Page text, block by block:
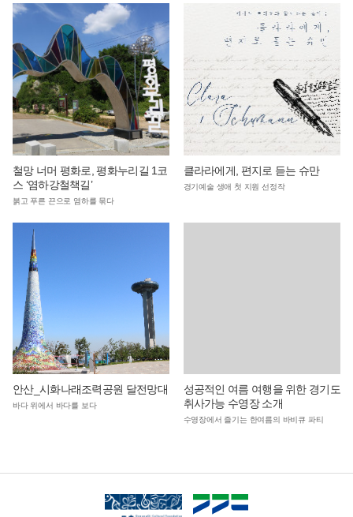
철망 너머 평화로, 평화누리길 1코
스 ‘염하강철책길’
붉고 푸른 끈으로 염하를 묶다
클라라에게, 편지로 듣는 슈만
경기예술 생애 첫 지원 선정작
안산_시화나래조력공원 달전망대
바다 위에서 바다를 보다
성공적인 여름 여행을 위한 경기도
취사가능 수영장 소개
수영장에서 즐기는 한여름의 바비큐 파티